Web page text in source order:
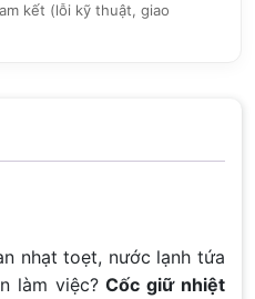
kết (lỗi kỹ thuật, giao
nhạt toẹt, nước lạnh tứa
làm việc?Cốc giữ nhiệt